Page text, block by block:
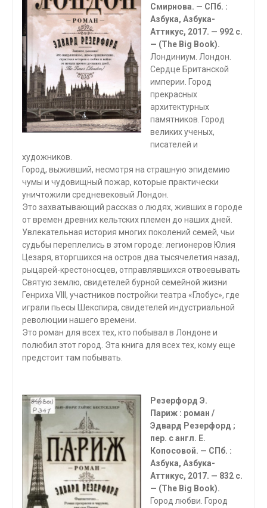
Смирнова. — СПб. :
Азбука, Азбука-
Аттикус, 2017. — 992 с.
— (The Big Book).
Лондиниум. Лондон.
Сердце Британской
империи. Город
прекрасных
архитектурных
памятников. Город
великих ученых,
писателей и
художников.
Город, выживший, несмотря на страшную эпидемию
чумы и чудовищный пожар, которые практически
уничтожили средневековый Лондон.
Это захватывающий рассказ о людях, живших в городе
от времен древних кельтских племен до наших дней.
Увлекательная история многих поколений семей, чьи
судьбы переплелись в этом городе: легионеров Юлия
Цезаря, вторгшихся на остров два тысячелетия назад,
рыцарей-крестоносцев, отправлявшихся отвоевывать
Святую землю, свидетелей бурной семейной жизни
Генриха VIII, участников постройки театра «Глобус», где
играли пьесы Шекспира, свидетелей индустриальной
революции нашего времени.
Это роман для всех тех, кто побывал в Лондоне и
полюбил этот город. Эта книга для всех тех, кому еще
предстоит там побывать.
Резерфорд Э.
Париж : роман /
Эдвард Резерфорд ;
пер. с англ. Е.
Копосовой. — СПб. :
Азбука, Азбука-
Аттикус, 2017. — 832 с.
— (The Big Book).
Город любви. Город